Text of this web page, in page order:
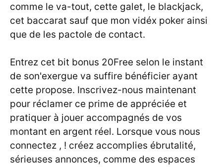
comme le va-tout, cette galet, le blackjack,
cet baccarat sauf que mon vidéx poker ainsi
que de les pactole de contact.
Entrez cet bit bonus 20Free selon le instant
de son'exergue va suffire bénéficier ayant
cette propose. Inscrivez-nous maintenant
pour réclamer ce prime de appréciée et
pratiquer à jouer accompagnés de vos
montant en argent réel. Lorsque vous nous
connectez , ! créez accomplies ébrutalité,
sérieuses annonces, comme des espaces